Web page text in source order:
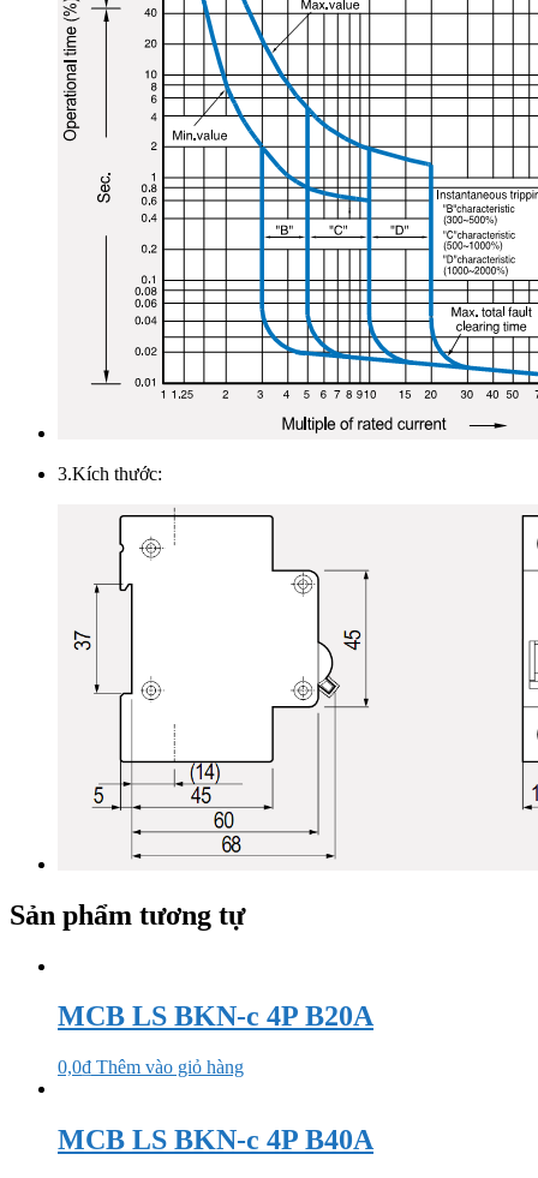
3.Kích thước:
Sản phẩm tương tự
MCB LS BKN-c 4P B20A
0,0₫ Thêm vào giỏ hàng
MCB LS BKN-c 4P B40A